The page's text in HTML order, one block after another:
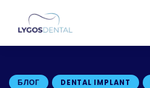
БЛОГ DENTAL IMPLANT